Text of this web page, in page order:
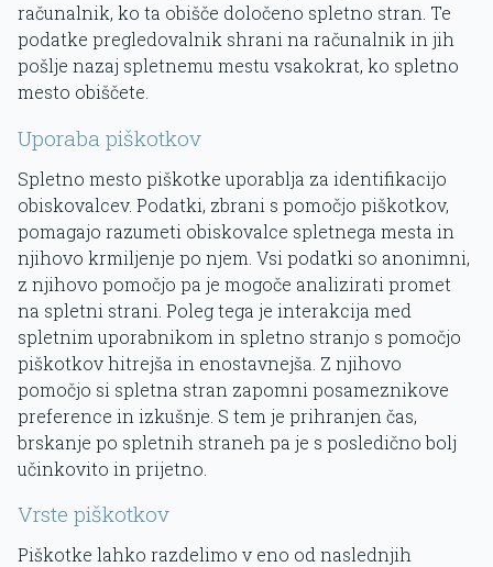
računalnik, ko ta obišče določeno spletno stran. Te
podatke pregledovalnik shrani na računalnik in jih
pošlje nazaj spletnemu mestu vsakokrat, ko spletno
mesto obiščete.
Uporaba piškotkov
Spletno mesto piškotke uporablja za identifikacijo
obiskovalcev. Podatki, zbrani s pomočjo piškotkov,
pomagajo razumeti obiskovalce spletnega mesta in
njihovo krmiljenje po njem. Vsi podatki so anonimni,
z njihovo pomočjo pa je mogoče analizirati promet
na spletni strani. Poleg tega je interakcija med
spletnim uporabnikom in spletno stranjo s pomočjo
piškotkov hitrejša in enostavnejša. Z njihovo
pomočjo si spletna stran zapomni posameznikove
preference in izkušnje. S tem je prihranjen čas,
brskanje po spletnih straneh pa je s posledično bolj
učinkovito in prijetno.
Vrste piškotkov
Piškotke lahko razdelimo v eno od naslednjih